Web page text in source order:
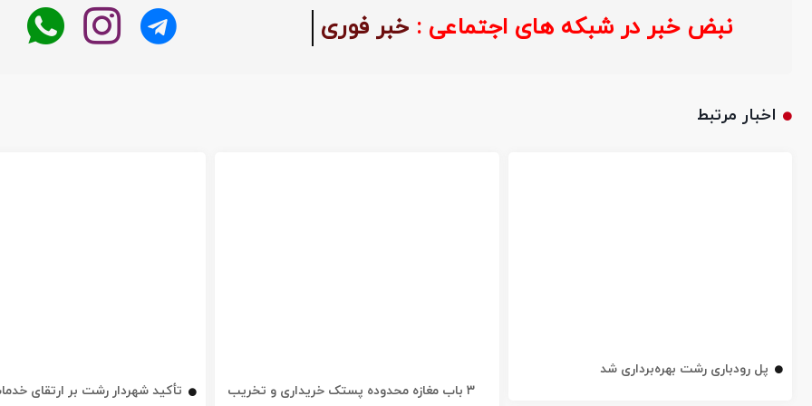
نبض خبر در شبکه های اجتماعی : خبر فوری
اخبار مرتبط
پل رودباری رشت بهره‌برداری شد
۳ باب مغازه محدوده پستک خریداری و تخریب
تأکید شهردار رشت بر ارتقای